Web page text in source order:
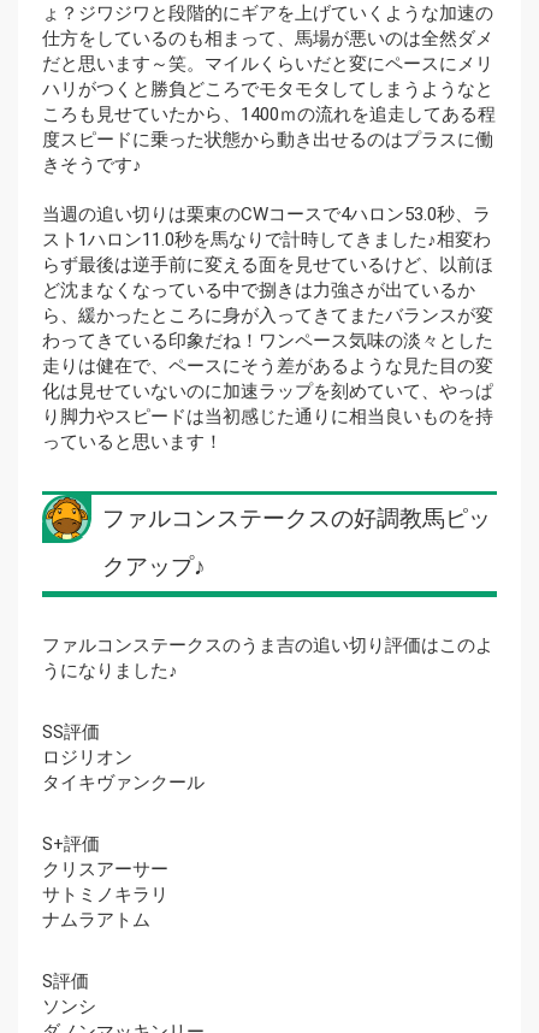
ょ？ジワジワと段階的にギアを上げていくような加速の
仕方をしているのも相まって、馬場が悪いのは全然ダメ
だと思います～笑。マイルくらいだと変にペースにメリ
ハリがつくと勝負どころでモタモタしてしまうようなと
ころも見せていたから、1400ｍの流れを追走してある程
度スピードに乗った状態から動き出せるのはプラスに働
きそうです♪
当週の追い切りは栗東のCWコースで4ハロン53.0秒、ラ
スト1ハロン11.0秒を馬なりで計時してきました♪相変わ
らず最後は逆手前に変える面を見せているけど、以前ほ
ど沈まなくなっている中で捌きは力強さが出ているか
ら、緩かったところに身が入ってきてまたバランスが変
わってきている印象だね！ワンペース気味の淡々とした
走りは健在で、ペースにそう差があるような見た目の変
化は見せていないのに加速ラップを刻めていて、やっぱ
り脚力やスピードは当初感じた通りに相当良いものを持
っていると思います！
ファルコンステークスの好調教馬ピッ
クアップ♪
ファルコンステークスのうま吉の追い切り評価はこのよ
うになりました♪
SS評価
ロジリオン
タイキヴァンクール
S+評価
クリスアーサー
サトミノキラリ
ナムラアトム
S評価
ソンシ